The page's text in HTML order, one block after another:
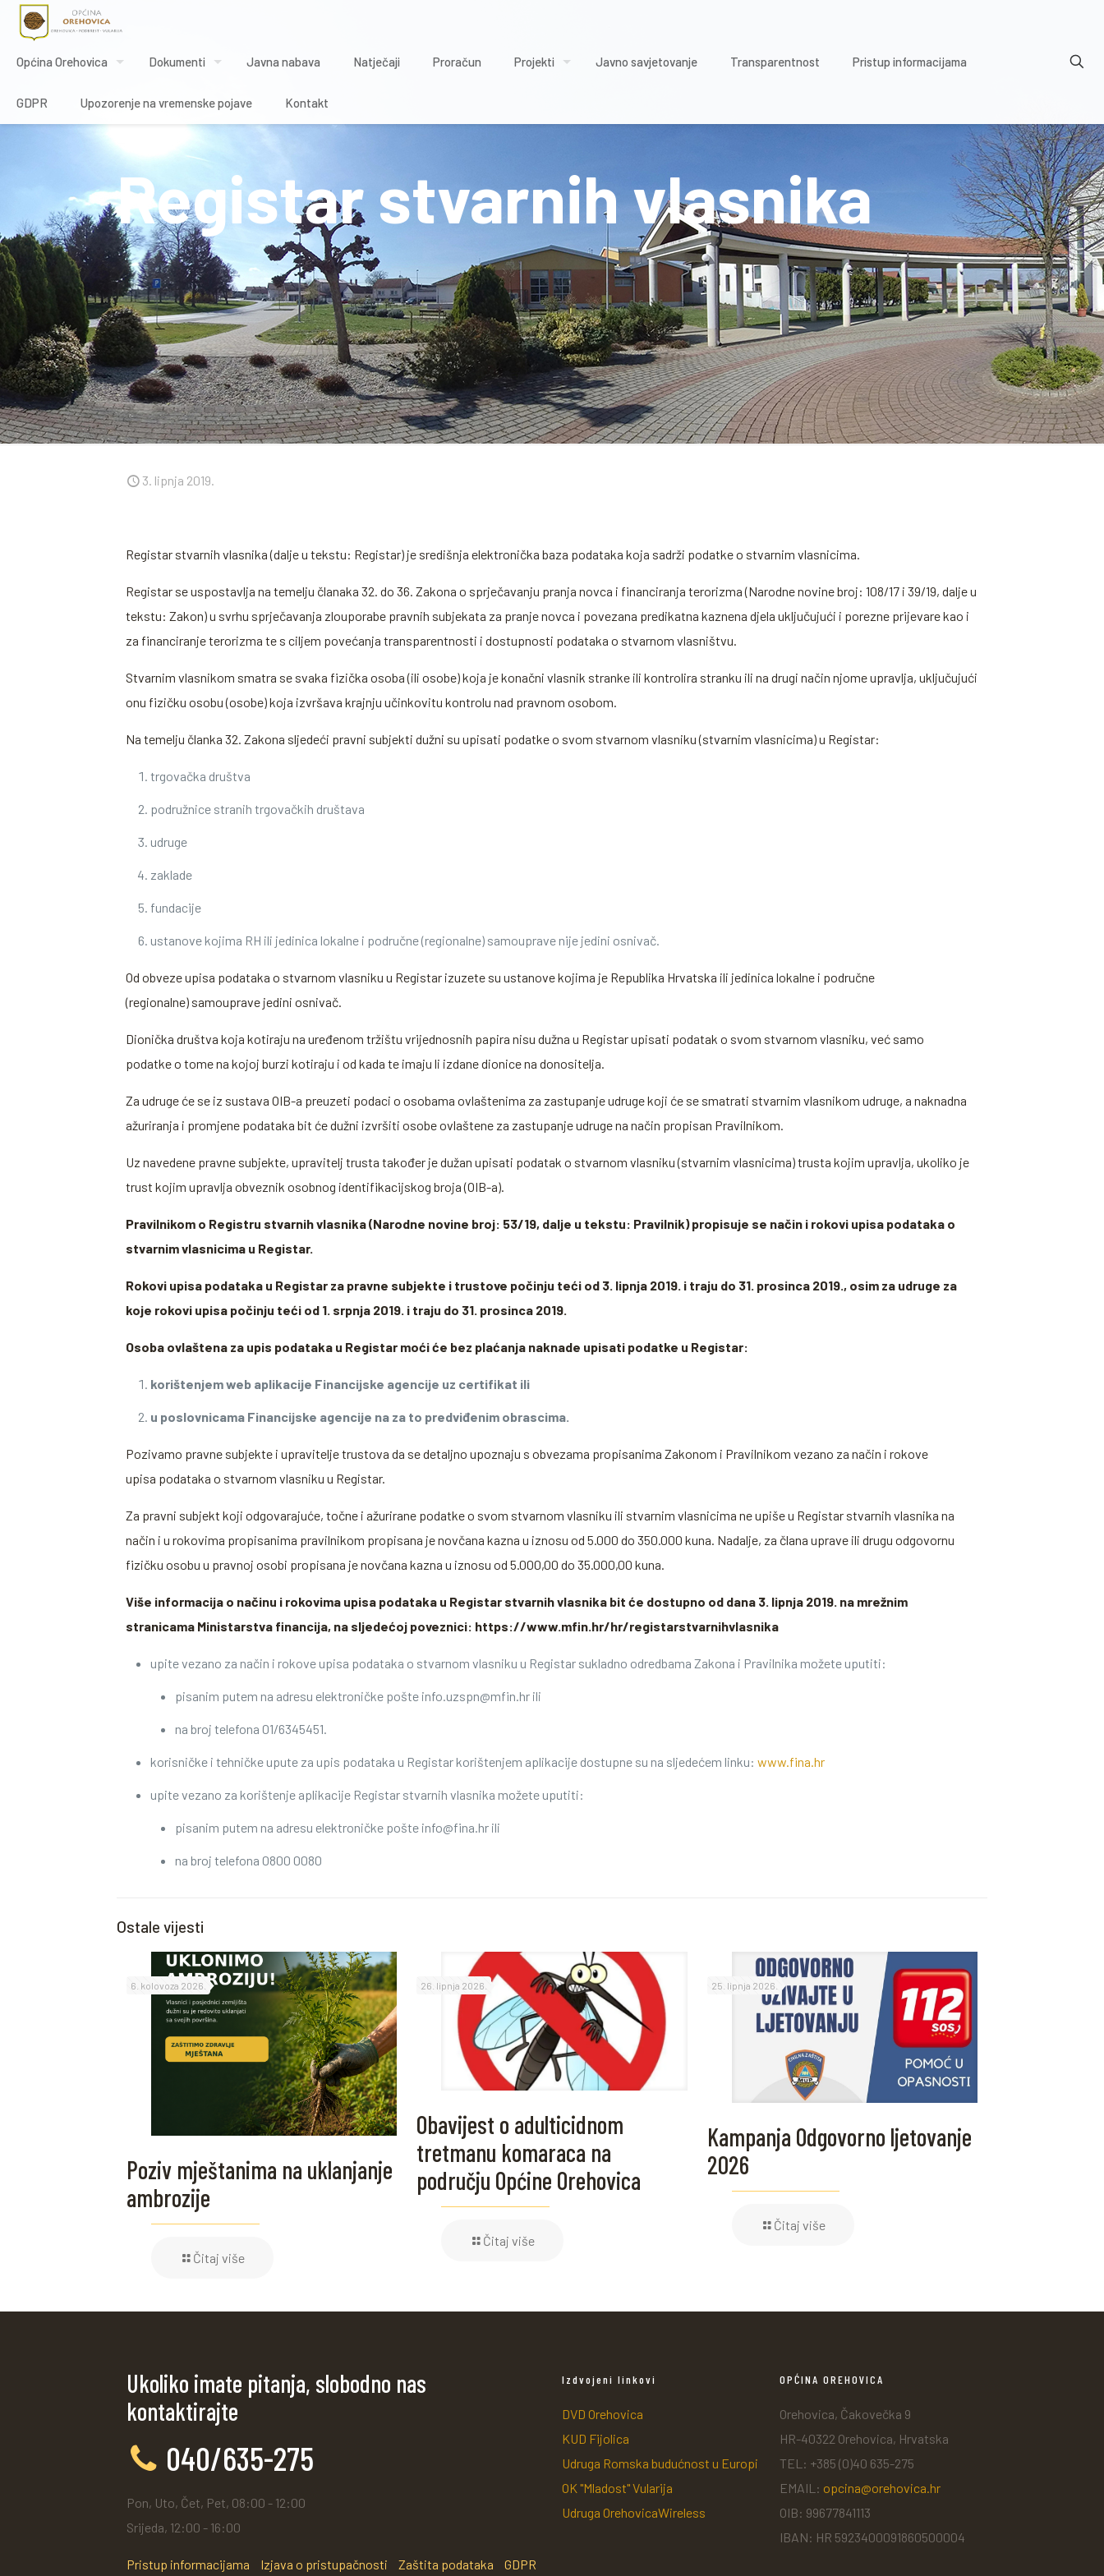
Općina Orehovica Dokumenti Javna nabava Natječaji Proračun Projekti Javno savjetovanje Transparentnost Pristup informacijama
GDPR Upozorenje na vremenske pojave Kontakt
Registar stvarnih vlasnika
3. lipnja 2019.
Registar stvarnih vlasnika (dalje u tekstu: Registar) je središnja elektronička baza podataka koja sadrži podatke o stvarnim vlasnicima.
Registar se uspostavlja na temelju članaka 32. do 36. Zakona o sprječavanju pranja novca i financiranja terorizma (Narodne novine broj: 108/17 i 39/19, dalje u
tekstu: Zakon) u svrhu sprječavanja zlouporabe pravnih subjekata za pranje novca i povezana predikatna kaznena djela uključujući i porezne prijevare kao i
za financiranje terorizma te s ciljem povećanja transparentnosti i dostupnosti podataka o stvarnom vlasništvu.
Stvarnim vlasnikom smatra se svaka fizička osoba (ili osobe) koja je konačni vlasnik stranke ili kontrolira stranku ili na drugi način njome upravlja, uključujući
onu fizičku osobu (osobe) koja izvršava krajnju učinkovitu kontrolu nad pravnom osobom.
Na temelju članka 32. Zakona sljedeći pravni subjekti dužni su upisati podatke o svom stvarnom vlasniku (stvarnim vlasnicima) u Registar:
trgovačka društva
podružnice stranih trgovačkih društava
udruge
zaklade
fundacije
ustanove kojima RH ili jedinica lokalne i područne (regionalne) samouprave nije jedini osnivač.
Od obveze upisa podataka o stvarnom vlasniku u Registar izuzete su ustanove kojima je Republika Hrvatska ili jedinica lokalne i područne
(regionalne) samouprave jedini osnivač.
Dionička društva koja kotiraju na uređenom tržištu vrijednosnih papira nisu dužna u Registar upisati podatak o svom stvarnom vlasniku, već samo
podatke o tome na kojoj burzi kotiraju i od kada te imaju li izdane dionice na donositelja.
Za udruge će se iz sustava OIB-a preuzeti podaci o osobama ovlaštenima za zastupanje udruge koji će se smatrati stvarnim vlasnikom udruge, a naknadna
ažuriranja i promjene podataka bit će dužni izvršiti osobe ovlaštene za zastupanje udruge na način propisan Pravilnikom.
Uz navedene pravne subjekte, upravitelj trusta također je dužan upisati podatak o stvarnom vlasniku (stvarnim vlasnicima) trusta kojim upravlja, ukoliko je
trust kojim upravlja obveznik osobnog identifikacijskog broja (OIB-a).
Pravilnikom o Registru stvarnih vlasnika (Narodne novine broj: 53/19, dalje u tekstu: Pravilnik) propisuje se način i rokovi upisa podataka o
stvarnim vlasnicima u Registar.
Rokovi upisa podataka u Registar za pravne subjekte i trustove počinju teći od 3. lipnja 2019. i traju do 31. prosinca 2019., osim za udruge za
koje rokovi upisa počinju teći od 1. srpnja 2019. i traju do 31. prosinca 2019.
Osoba ovlaštena za upis podataka u Registar moći će bez plaćanja naknade upisati podatke u Registar:
korištenjem web aplikacije Financijske agencije uz certifikat ili
u poslovnicama Financijske agencije na za to predviđenim obrascima.
Pozivamo pravne subjekte i upravitelje trustova da se detaljno upoznaju s obvezama propisanima Zakonom i Pravilnikom vezano za način i rokove
upisa podataka o stvarnom vlasniku u Registar.
Za pravni subjekt koji odgovarajuće, točne i ažurirane podatke o svom stvarnom vlasniku ili stvarnim vlasnicima ne upiše u Registar stvarnih vlasnika na
način i u rokovima propisanima pravilnikom propisana je novčana kazna u iznosu od 5.000 do 350.000 kuna. Nadalje, za člana uprave ili drugu odgovornu
fizičku osobu u pravnoj osobi propisana je novčana kazna u iznosu od 5.000,00 do 35.000,00 kuna.
Više informacija o načinu i rokovima upisa podataka u Registar stvarnih vlasnika bit će dostupno od dana 3. lipnja 2019. na mrežnim
stranicama Ministarstva financija, na sljedećoj poveznici: https://www.mfin.hr/hr/registarstvarnihvlasnika
upite vezano za način i rokove upisa podataka o stvarnom vlasniku u Registar sukladno odredbama Zakona i Pravilnika možete uputiti:
pisanim putem na adresu elektroničke pošte info.uzspn@mfin.hr ili
na broj telefona 01/6345451.
korisničke i tehničke upute za upis podataka u Registar korištenjem aplikacije dostupne su na sljedećem linku: www.fina.hr
upite vezano za korištenje aplikacije Registar stvarnih vlasnika možete uputiti:
pisanim putem na adresu elektroničke pošte info@fina.hr ili
na broj telefona 0800 0080
Ostale vijesti
6. kolovoza 2026.
Poziv mještanima na uklanjanje
ambrozije
Čitaj više
26. lipnja 2026.
Obavijest o adulticidnom
tretmanu komaraca na
području Općine Orehovica
Čitaj više
25. lipnja 2026.
Kampanja Odgovorno ljetovanje
2026
Čitaj više
Ukoliko imate pitanja, slobodno nas
kontaktirajte
040/635-275
Pon, Uto, Čet, Pet, 08:00 - 12:00
Srijeda, 12:00 - 16:00
Pristup informacijama Izjava o pristupačnosti Zaštita podataka GDPR
Izdvojeni linkovi
DVD Orehovica
KUD Fijolica
Udruga Romska budućnost u Europi
OK "Mladost" Vularija
Udruga OrehovicaWireless
OPĆINA OREHOVICA
Orehovica, Čakovečka 9
HR-40322 Orehovica, Hrvatska
TEL: +385 (0)40 635-275
EMAIL: opcina@orehovica.hr
OIB: 99677841113
IBAN: HR 5923400091860500004